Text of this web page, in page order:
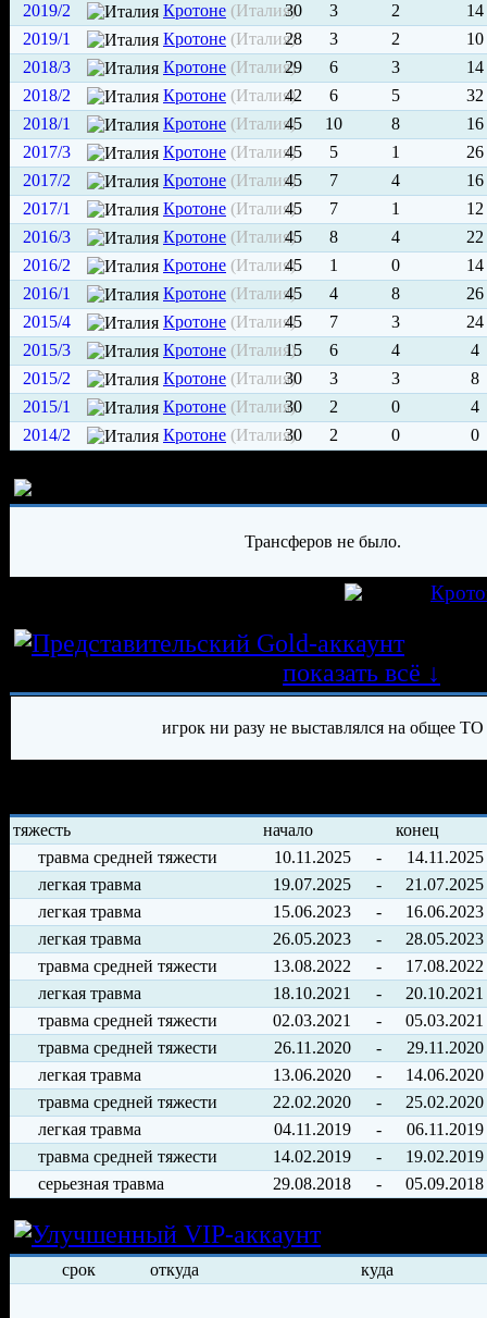
2019/2
Кротоне (Италия)30 3 2
14
2019/1
Кротоне (Италия)28 3 2
10
2018/3
Кротоне (Италия)29 6 3
14
2018/2
Кротоне (Италия)
42 6 5
32
2018/1
Кротоне (Италия)45 10 8
16
2017/3
Кротоне (Италия)45 5 1
26
2017/2
Кротоне (Италия)45 7 4
16
2017/1
Кротоне (Италия)45 7 1
12
2016/3
Кротоне (Италия)45 8 4
22
2016/2
Кротоне (Италия)45 1 0
14
2016/1
Кротоне (Италия)45 4 8
26
2015/4
Кротоне (Италия)45 7 3
24
2015/3
Кротоне (Италия)15 6 4
4
2015/2
Кротоне (Италия)30 3 3
8
2015/1
Кротоне (Италия)30 2 0
4
2014/2
Кротоне (Италия)30 2 0 0
Трансферов не было.
показать всё ↓
игрок ни разу не выставлялся на общее ТО
тяжесть начало
конец
травма средней тяжести
10.11.2025 -
14.11.2025
легкая травма
19.07.2025 -
21.07.2025
легкая травма
15.06.2023 -
16.06.2023
легкая травма
26.05.2023 -
28.05.2023
травма средней тяжести
13.08.2022 -
17.08.2022
легкая травма
18.10.2021 -
20.10.2021
травма средней тяжести
02.03.2021 -
05.03.2021
травма средней тяжести
26.11.2020 -
29.11.2020
легкая травма
13.06.2020 -
14.06.2020
травма средней тяжести
22.02.2020 -
25.02.2020
легкая травма
04.11.2019 -
06.11.2019
травма средней тяжести
14.02.2019 -
19.02.2019
серьезная травма
29.08.2018 - 05.09.2018
Условия
срок откуда куда